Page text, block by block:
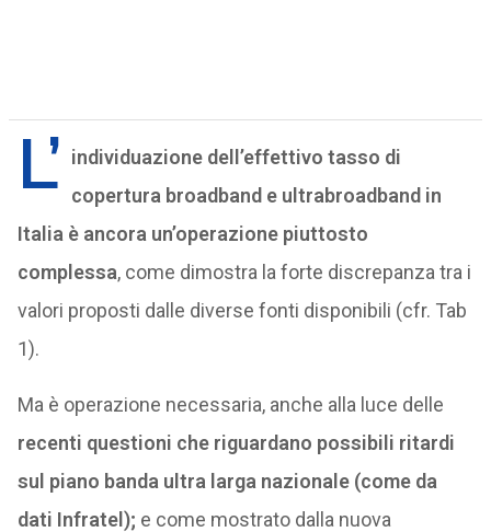
L’ individuazione dell’effettivo tasso di
copertura broadband e ultrabroadband in
Italia è ancora un’operazione piuttosto
complessa, come dimostra la forte discrepanza tra i
valori proposti dalle diverse fonti disponibili (cfr. Tab
1).
Ma è operazione necessaria, anche alla luce delle
recenti questioni che riguardano possibili ritardi
sul piano banda ultra larga nazionale (come da
dati Infratel); e come mostrato dalla nuova